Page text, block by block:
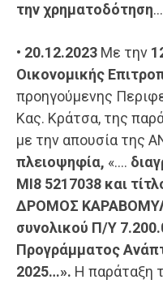
την χρηματοδότηση
• 20.12.2023 Με την
Οικονομικής
προηγούμενης
Κας. Κράτσα, της
με την απουσία της
πλειοψηφία, «….
ΜΙ8 5217038 και
ΔΡΟΜΟΣ
συνολικού Π/Υ
Προγράμματος
2025…». Η παράταξη